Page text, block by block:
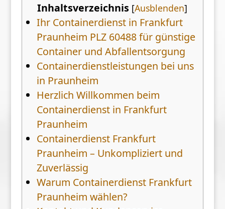
Inhaltsverzeichnis [Ausblenden]
Ihr Containerdienst in Frankfurt
Praunheim PLZ 60488 für günstige
Container und Abfallentsorgung
Containerdienstleistungen bei uns
in Praunheim
Herzlich Willkommen beim
Containerdienst in Frankfurt
Praunheim
Containerdienst Frankfurt
Praunheim – Unkompliziert und
Zuverlässig
Warum Containerdienst Frankfurt
Praunheim wählen?